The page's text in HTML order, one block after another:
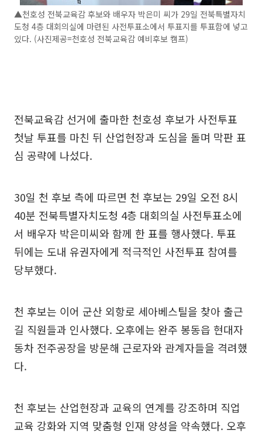
▲천호성 전북교육감 후보와 배우자 박은미 씨가 29일 전북특별자치
도청 4층 대회의실에 마련된 사전투표소에서 투표지를 투표함에 넣고
있다. (사진제공=천호성 전북교육감 예비후보 캠프)
전북교육감 선거에 출마한 천호성 후보가 사전투표
첫날 투표를 마친 뒤 산업현장과 도심을 돌며 막판 표
심 공략에 나섰다.
30일 천 후보 측에 따르면 천 후보는 29일 오전 8시
40분 전북특별자치도청 4층 대회의실 사전투표소에
서 배우자 박은미씨와 함께 한 표를 행사했다. 투표
뒤에는 도내 유권자에게 적극적인 사전투표 참여를
당부했다.
천 후보는 이어 군산 외항로 세아베스틸을 찾아 출근
길 직원들과 인사했다. 오후에는 완주 봉동읍 현대자
동차 전주공장을 방문해 근로자와 관계자들을 격려했
다.
천 후보는 산업현장과 교육의 연계를 강조하며 직업
교육 강화와 지역 맞춤형 인재 양성을 약속했다. 오후